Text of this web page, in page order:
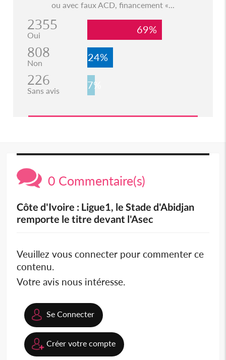
ou avec faux ACD, financement «...
2355
Oui 69%
808
Non 24%
226
Sans avis 7%
0 Commentaire(s)
Côte d'Ivoire : Ligue1, le Stade d'Abidjan
remporte le titre devant l'Asec
Veuillez vous connecter pour commenter ce
contenu.
Votre avis nous intéresse.
Se Connecter
Créer votre compte